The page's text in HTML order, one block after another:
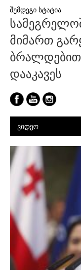
მიმართ
ბრალდებით
დააკავეს
ᲕᲘᲓᲔᲝ